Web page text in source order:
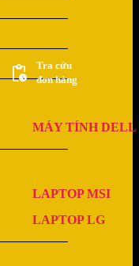
Tra cứu
đơn hàng
MÁY TÍNH DELL
LAPTOP MSI
LAPTOP LG